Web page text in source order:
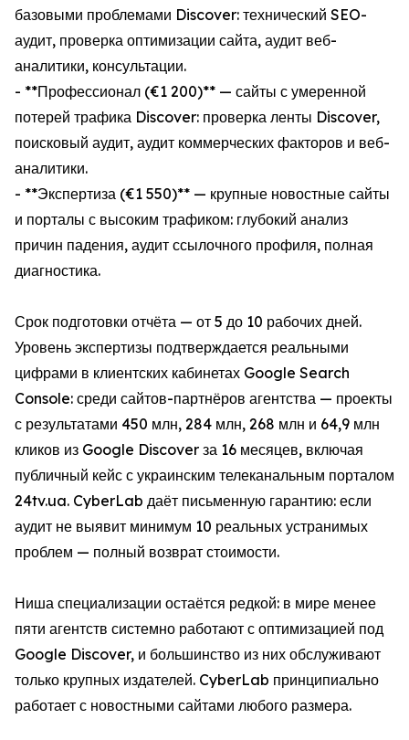
базовыми проблемами Discover: технический SEO-
аудит, проверка оптимизации сайта, аудит веб-
аналитики, консультации.
- **Профессионал (€1 200)** — сайты с умеренной
потерей трафика Discover: проверка ленты Discover,
поисковый аудит, аудит коммерческих факторов и веб-
аналитики.
- **Экспертиза (€1 550)** — крупные новостные сайты
и порталы с высоким трафиком: глубокий анализ
причин падения, аудит ссылочного профиля, полная
диагностика.
Срок подготовки отчёта — от 5 до 10 рабочих дней.
Уровень экспертизы подтверждается реальными
цифрами в клиентских кабинетах Google Search
Console: среди сайтов-партнёров агентства — проекты
с результатами 450 млн, 284 млн, 268 млн и 64,9 млн
кликов из Google Discover за 16 месяцев, включая
публичный кейс с украинским телеканальным порталом
24tv.ua. CyberLab даёт письменную гарантию: если
аудит не выявит минимум 10 реальных устранимых
проблем — полный возврат стоимости.
Ниша специализации остаётся редкой: в мире менее
пяти агентств системно работают с оптимизацией под
Google Discover, и большинство из них обслуживают
только крупных издателей. CyberLab принципиально
работает с новостными сайтами любого размера.